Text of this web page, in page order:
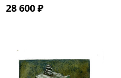
28 600 ₽